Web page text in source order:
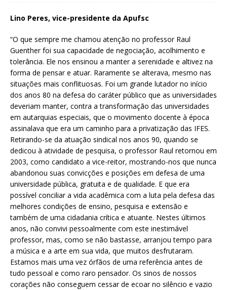
Lino Peres, vice-presidente da Apufsc
“O que sempre me chamou atenção no professor Raul
Guenther foi sua capacidade de negociação, acolhimento e
tolerância. Ele nos ensinou a manter a serenidade e altivez na
forma de pensar e atuar. Raramente se alterava, mesmo nas
situações mais conflituosas. Foi um grande lutador no início
dos anos 80 na defesa do caráter público que as universidades
deveriam manter, contra a transformação das universidades
em autarquias especiais, que o movimento docente à época
assinalava que era um caminho para a privatização das IFES.
Retirando-se da atuação sindical nos anos 90, quando se
dedicou à atividade de pesquisa, o professor Raul retornou em
2003, como candidato a vice-reitor, mostrando-nos que nunca
abandonou suas convicções e posições em defesa de uma
universidade pública, gratuita e de qualidade. E que era
possível conciliar a vida acadêmica com a luta pela defesa das
melhores condições de ensino, pesquisa e extensão e
também de uma cidadania crítica e atuante. Nestes últimos
anos, não convivi pessoalmente com este inestimável
professor, mas, como se não bastasse, arranjou tempo para
a música e a arte em sua vida, que muitos desfrutaram.
Estamos mais uma vez órfãos de uma referência antes de
tudo pessoal e como raro pensador. Os sinos de nossos
corações não conseguem cessar de ecoar no silêncio e vazio